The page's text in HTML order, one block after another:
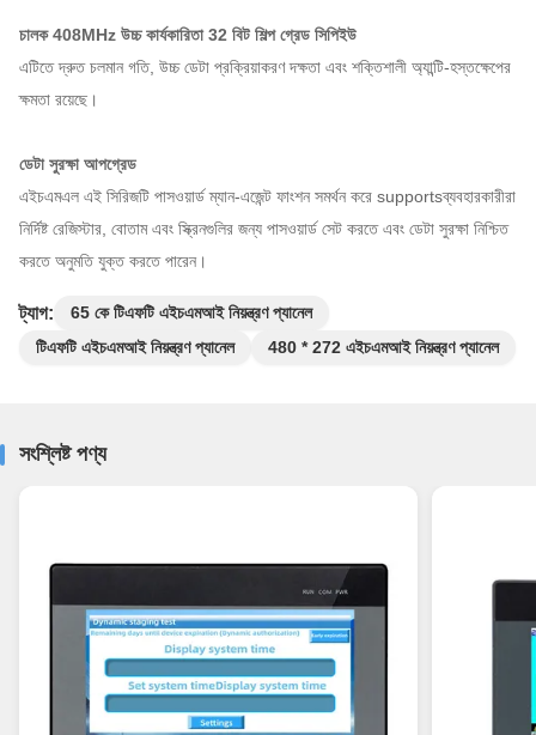
চালক 408MHz উচ্চ কার্যকারিতা 32 বিট শিল্প গ্রেড সিপিইউ
এটিতে দ্রুত চলমান গতি, উচ্চ ডেটা প্রক্রিয়াকরণ দক্ষতা এবং শক্তিশালী অ্যান্টি-হস্তক্ষেপের
ক্ষমতা রয়েছে।
ডেটা সুরক্ষা আপগ্রেড
এইচএমএল এই সিরিজটি পাসওয়ার্ড ম্যান-এজেন্ট ফাংশন সমর্থন করে supportsব্যবহারকারীরা
নির্দিষ্ট রেজিস্টার, বোতাম এবং স্ক্রিনগুলির জন্য পাসওয়ার্ড সেট করতে এবং ডেটা সুরক্ষা নিশ্চিত
করতে অনুমতি যুক্ত করতে পারেন।
ট্যাগ:
65 কে টিএফটি এইচএমআই নিয়ন্ত্রণ প্যানেল
টিএফটি এইচএমআই নিয়ন্ত্রণ প্যানেল
480 * 272 এইচএমআই নিয়ন্ত্রণ প্যানেল
সংশ্লিষ্ট পণ্য